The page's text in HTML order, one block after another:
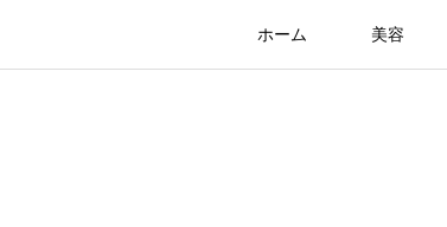
ホーム 美容